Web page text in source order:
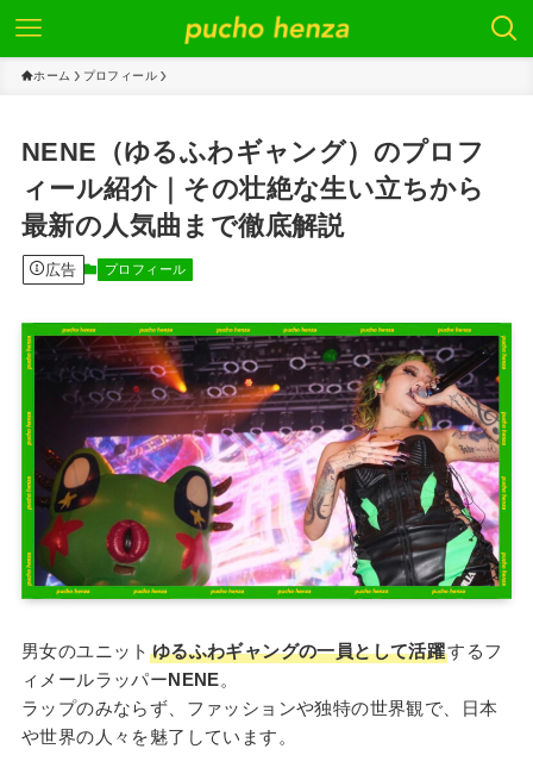
ホーム プロフィール
NENE（ゆるふわギャング）のプロフ
ィール紹介｜その壮絶な生い立ちから
最新の人気曲まで徹底解説
広告 プロフィール
男女のユニット ゆるふわギャングの一員として活躍するフ
ィメールラッパーNENE。
ラップのみならず、ファッションや独特の世界観で、日本
や世界の人々を魅了しています。